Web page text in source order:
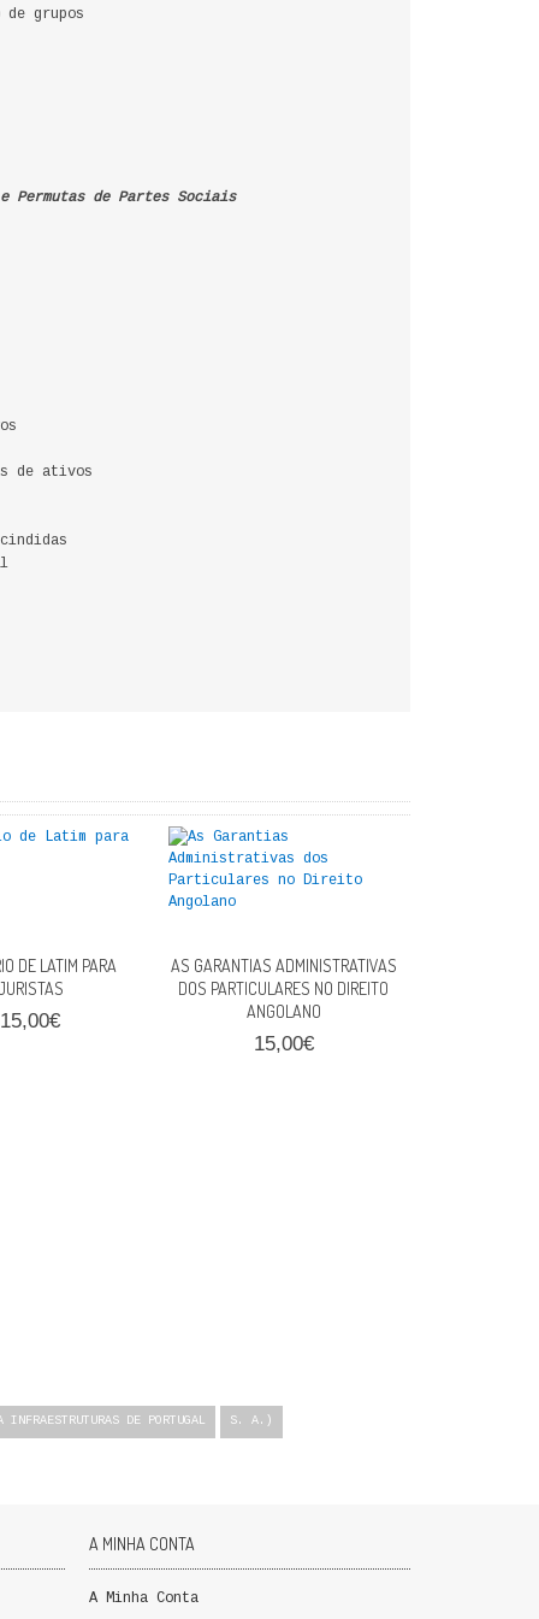
grupos
Permutas de Partes Sociais
de ativos
DE LATIM PARA
15,00€
AS GARANTIAS ADMINISTRATIVAS
DOS PARTICULARES NO DIREITO
ANGOLANO
15,00€
DE PORTUGAL S. A.)
A MINHA CONTA
A Minha Conta